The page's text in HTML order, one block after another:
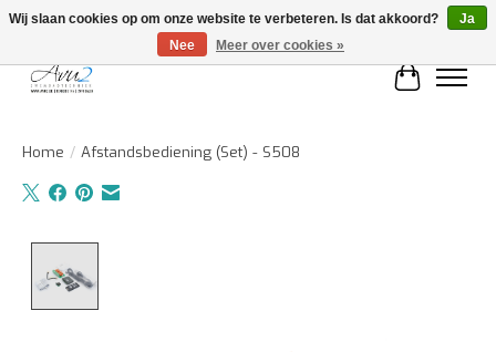
Home / Afstandsbediening (Set) - S508
Wij slaan cookies op om onze website te verbeteren. Is dat akkoord?
Ja
Nee
Meer over cookies »